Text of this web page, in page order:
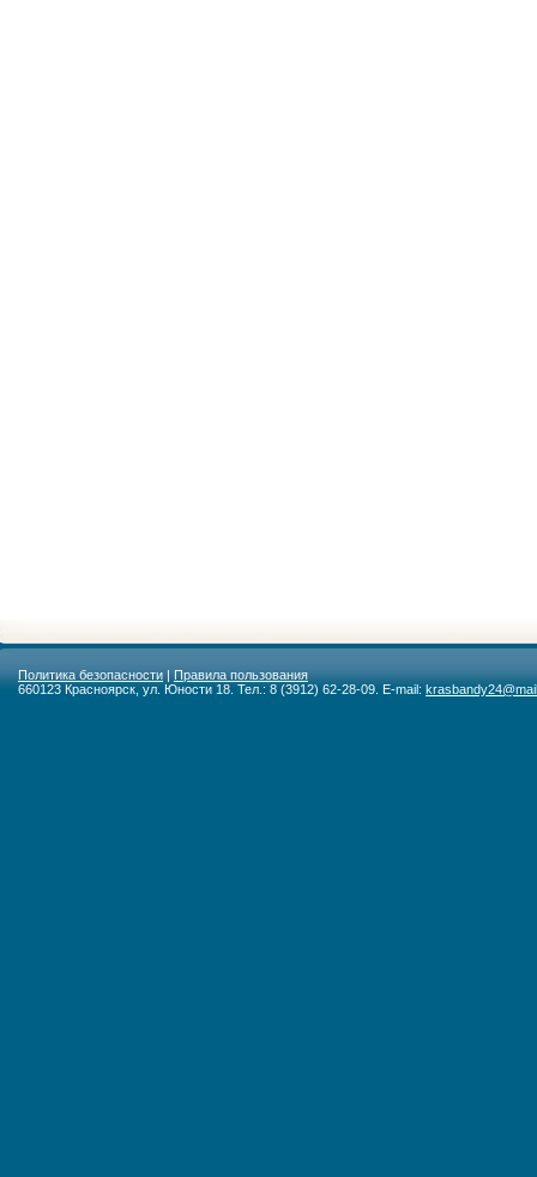
Политика безопасности|Правила пользования
660123 Красноярск, ул. Юности 18. Тел.: 8 (3912) 62-28-09. E-mail: